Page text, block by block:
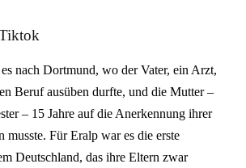
nach Dortmund, wo der Vater, ein Arzt,
Beruf ausüben durfte, und die Mutter –
– 15 Jahre auf die Anerkennung ihrer
Für Eralp war es die erste
Deutschland, das ihre Eltern zwar